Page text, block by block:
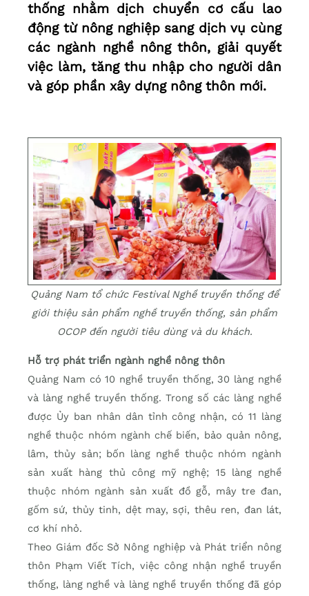
thống nhằm dịch chuyển cơ cấu lao
động từ nông nghiệp sang dịch vụ cùng
các ngành nghề nông thôn, giải quyết
việc làm, tăng thu nhập cho người dân
và góp phần xây dựng nông thôn mới.
Quảng Nam tổ chức Festival Nghề truyền thống để
giới thiệu sản phẩm nghề truyền thống, sản phẩm
OCOP đến người tiêu dùng và du khách.
Hỗ trợ phát triển ngành nghề nông thôn
Quảng Nam có 10 nghề truyền thống, 30 làng nghề
và làng nghề truyền thống. Trong số các làng nghề
được Ủy ban nhân dân tỉnh công nhận, có 11 làng
nghề thuộc nhóm ngành chế biến, bảo quản nông,
lâm, thủy sản; bốn làng nghề thuộc nhóm ngành
sản xuất hàng thủ công mỹ nghệ; 15 làng nghề
thuộc nhóm ngành sản xuất đồ gỗ, mây tre đan,
gốm sứ, thủy tinh, dệt may, sợi, thêu ren, đan lát,
cơ khí nhỏ.
Theo Giám đốc Sở Nông nghiệp và Phát triển nông
thôn Phạm Viết Tích, việc công nhận nghề truyền
thống, làng nghề và làng nghề truyền thống đã góp